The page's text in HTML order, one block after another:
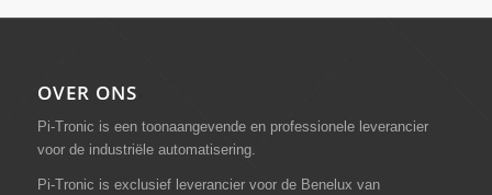
OVER ONS
Pi-Tronic is een toonaangevende en professionele leverancier
voor de industriële automatisering.
Pi-Tronic is exclusief leverancier voor de Benelux van